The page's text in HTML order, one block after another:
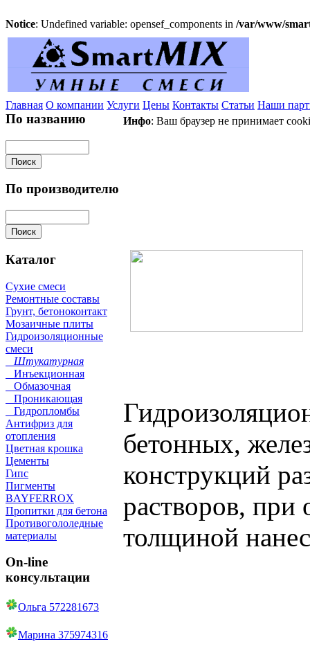
Notice: Undefined variable: opensef_components in /var/www/
Главная О компании Услуги Цены Контакты Статьи Наши
По названию
По производителю
Каталог
Сухие смеси
Ремонтные составы
Грунт, бетоноконтакт
Мозаичные плиты
Гидроизоляционные
смеси
Штукатурная
Инъекционная
Обмазочная
Проникающая
Гидропломбы
Антифриз для
отопления
Цветная крошка
Цементы
Гипс
Пигменты
BAYFERROX
Пропитки для бетона
Противогололедные
материалы
On-line
консультации
Ольга 572281673
Марина 375974316
Инфо: Ваш браузер не принимает
бетонных,
конструкций
растворов, при
толщиной